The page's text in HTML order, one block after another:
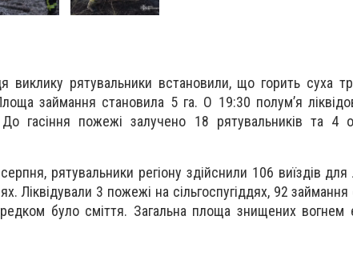
виклику рятувальники встановили, що горить суха
Площа займання становила 5 га. О 19:30 полум’я
гасіння пожежі залучено 18 рятувальників та 4
рятувальники регіону здійснили 106 виїздів для
Ліквідували 3 пожежі на сільгоспугіддях, 92 займання
було сміття. Загальна площа знищених вогнем